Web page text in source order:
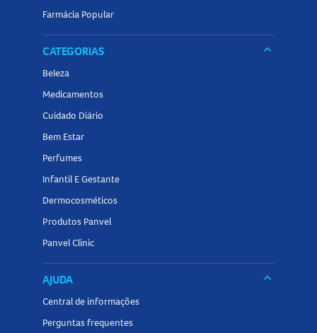
Farmácia Popular
CATEGORIAS keyboard_arrow_down
Beleza
Medicamentos
Cuidado Diário
Bem Estar
Perfumes
Infantil E Gestante
Dermocosméticos
Produtos Panvel
Panvel Clinic
AJUDA keyboard_arrow_down
Central de informações
Perguntas frequentes